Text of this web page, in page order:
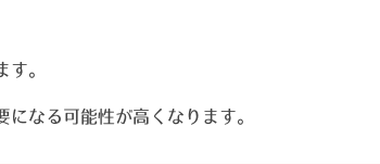
。
なる可能性が高くなります。